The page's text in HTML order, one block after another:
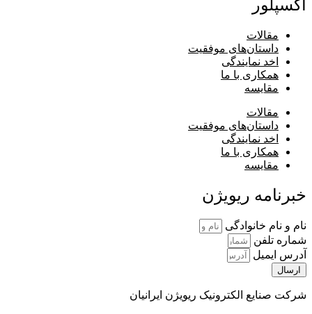
اکسپلور
مقالات
داستان‌های موفقیت
اخد نمایندگی
همکاری با ما
مقایسه
مقالات
داستان‌های موفقیت
اخد نمایندگی
همکاری با ما
مقایسه
خبرنامه ریویژن
نام و نام خانوادگی
شماره تلفن
آدرس ایمیل
ارسال
شرکت صنایع الکترونیک ریویژن ایرانیان